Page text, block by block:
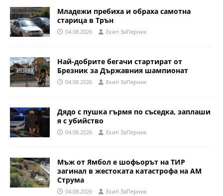
Младежи пребиха и обраха самотна
старица в Трън
04.08.2026 Eкип ЗаПерник
Най-добрите бегачи стартират от
Брезник за Държавния шампионат
04.08.2026 Eкип ЗаПерник
Дядо с пушка гърмя по съседка, заплаши
я с убийство
04.08.2026 Eкип ЗаПерник
Мъж от Ямбол е шофьорът на ТИР
загинал в жестоката катастрофа на АМ
Струма
04.08.2026 Eкип ЗаПерник